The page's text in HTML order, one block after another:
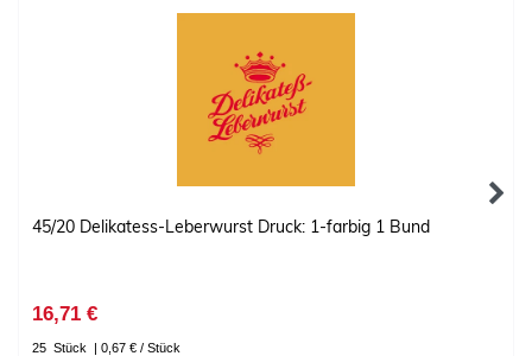
45/20 Delikatess-Leberwurst Druck: 1-farbig 1 Bund
16,71 €
25 Stück | 0,67 € / Stück